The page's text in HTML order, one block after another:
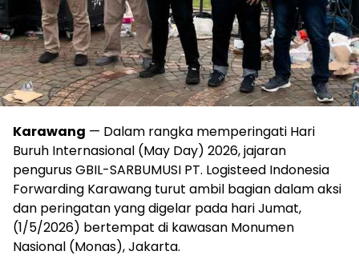
Karawang — Dalam rangka memperingati Hari
Buruh Internasional (May Day) 2026, jajaran
pengurus GBIL-SARBUMUSI PT. Logisteed Indonesia
Forwarding Karawang turut ambil bagian dalam aksi
dan peringatan yang digelar pada hari Jumat,
(1/5/2026) bertempat di kawasan Monumen
Nasional (Monas), Jakarta.